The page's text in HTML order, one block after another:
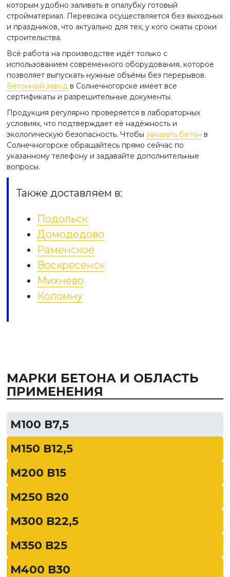
которым удобно заливать в опалубку готовый
стройматериал. Перевозка осуществляется без выходных
и праздников, что актуально для тех, у кого сжаты сроки
строительства.
Всё работа на производстве идёт только с
использованием современного оборудования, которое
позволяет выпускать нужные объёмы без перерывов.
Бетонный завод в Солнечногорске имеет все
сертификаты и разрешительные документы.
Продукция регулярно проверяется в лабораторных
условиях, что подтверждает её надёжность и
экологическую безопасность. Чтобы заказать бетон в
Солнечногорске обращайтесь прямо сейчас по
указанному телефону и задавайте дополнительные
вопросы.
Также доставляем в:
Подольск
Домодедово
Раменское
Воскресенск
Михнево
Коломну
МАРКИ БЕТОНА И ОБЛАСТЬ
ПРИМЕНЕНИЯ
М100 В7,5
М150 В12,5
М200 В15
М250 В20
М300 В22,5
М350 В25
М400 В30